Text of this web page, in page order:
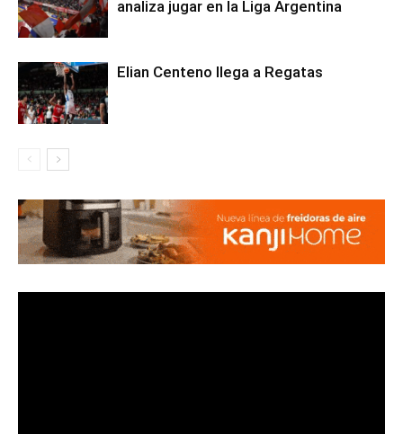
analiza jugar en la Liga Argentina
Elian Centeno llega a Regatas